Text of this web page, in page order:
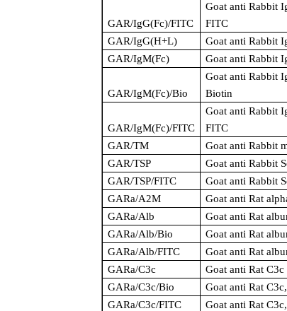
GAR/IgG(Fc)/FITC
Goat anti Rabbit
FITC
GAR/IgG(H+L)
Goat anti Rabbit
GAR/IgM(Fc)
Goat anti Rabbit
GAR/IgM(Fc)/Bio
Goat anti Rabbit
Biotin
GAR/IgM(Fc)/FITC
Goat anti Rabbit
FITC
GAR/TM
Goat anti Rabbit
GAR/TSP
Goat anti Rabbit
GAR/TSP/FITC
Goat anti Rabbit
GARa/A2M
Goat anti Rat
GARa/Alb
Goat anti Rat
GARa/Alb/Bio
Goat anti Rat
GARa/Alb/FITC
Goat anti Rat
GARa/C3c
Goat anti Rat C3c
GARa/C3c/Bio
Goat anti Rat
GARa/C3c/FITC
Goat anti Rat